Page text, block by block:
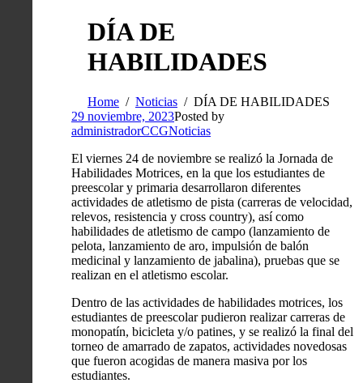
DÍA DE
HABILIDADES
Home Noticias
DÍA DE HABILIDADES
29 noviembre, 2023Posted by
administradorCCGNoticias
El viernes 24 de noviembre se realizó la Jornada de
Habilidades Motrices, en la que los estudiantes de
preescolar y primaria desarrollaron diferentes
actividades de atletismo de pista (carreras de velocidad,
relevos, resistencia y cross country), así como
habilidades de atletismo de campo (lanzamiento de
pelota, lanzamiento de aro, impulsión de balón
medicinal y lanzamiento de jabalina), pruebas que se
realizan en el atletismo escolar.
Dentro de las actividades de habilidades motrices, los
estudiantes de preescolar pudieron realizar carreras de
monopatín, bicicleta y/o patines, y se realizó la final del
torneo de amarrado de zapatos, actividades novedosas
que fueron acogidas de manera masiva por los
estudiantes.